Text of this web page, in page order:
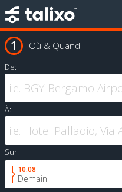
Où & Quand
De:
À:
Sur:
10.08
Demain